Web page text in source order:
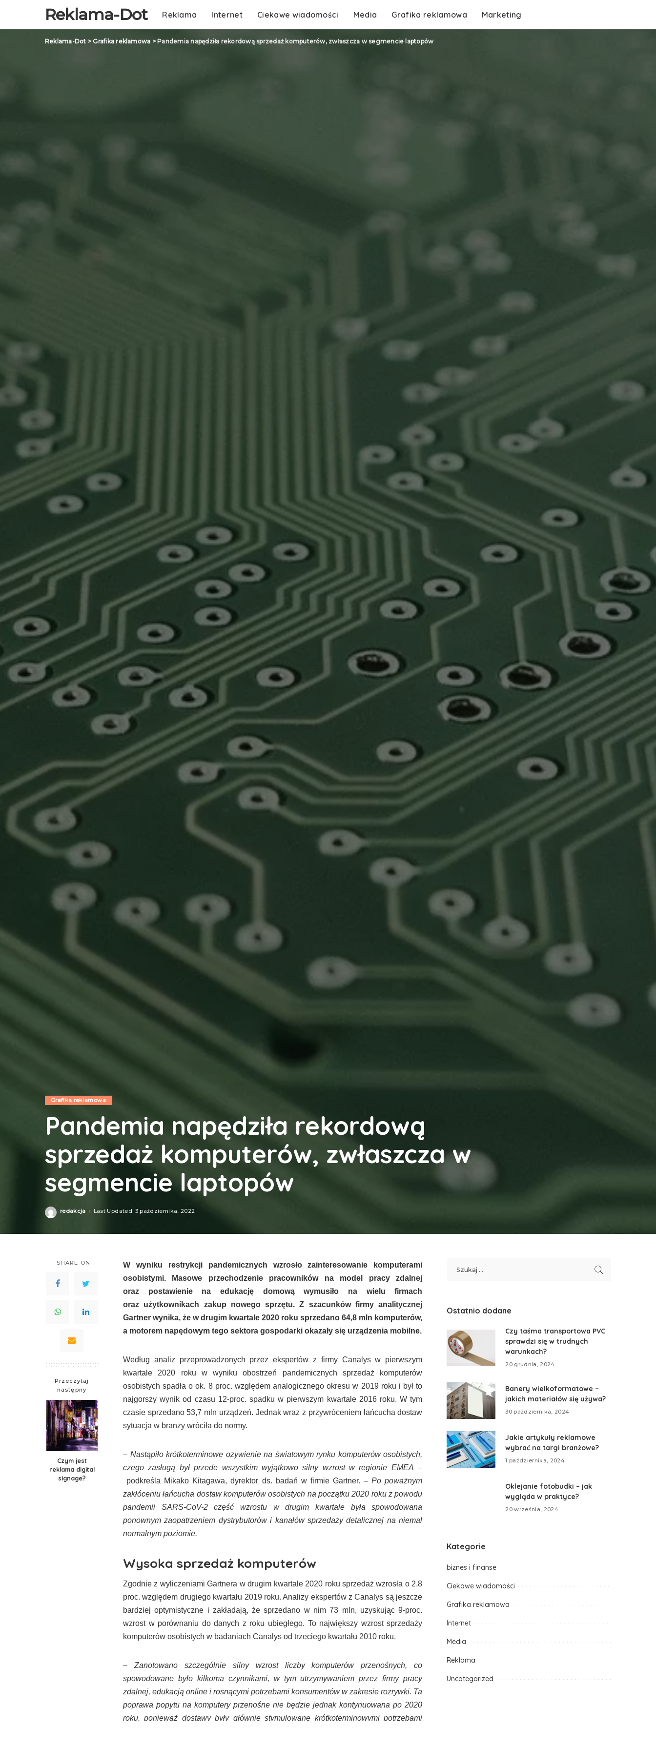
Reklama-Dot Reklama Internet Ciekawe wiadomości Media Grafika reklamowa Marketing
Reklama-Dot >Grafika reklamowa > Pandemia napędziła rekordową sprzedaż komputerów, zwłaszcza w segmencie laptopów
Grafika reklamowa
Pandemia napędziła rekordową
sprzedaż komputerów, zwłaszcza w
segmencie laptopów
Posted
redakcja Last Updated: 3 października, 2022
SHARE ON
Przeczytaj
następny
Czym jest
reklama digital
signage?
W wyniku restrykcji pandemicznych wzrosło zainteresowanie komputerami
osobistymi. Masowe przechodzenie pracowników na model pracy zdalnej
oraz postawienie na edukację domową wymusiło na wielu firmach
oraz użytkownikach zakup nowego sprzętu. Z szacunków firmy analitycznej
Gartner wynika, że w drugim kwartale 2020 roku sprzedano 64,8 mln komputerów,
a motorem napędowym tego sektora gospodarki okazały się urządzenia mobilne.
Według analiz przeprowadzonych przez ekspertów z firmy Canalys w pierwszym
kwartale 2020 roku w wyniku obostrzeń pandemicznych sprzedaż komputerów
osobistych spadła o ok. 8 proc. względem analogicznego okresu w 2019 roku i był to
najgorszy wynik od czasu 12-proc. spadku w pierwszym kwartale 2016 roku. W tym
czasie sprzedano 53,7 mln urządzeń. Jednak wraz z przywróceniem łańcucha dostaw
sytuacja w branży wróciła do normy.
– Nastąpiło krótkoterminowe ożywienie na światowym rynku komputerów osobistych,
czego zasługą był przede wszystkim wyjątkowo silny wzrost w regionie EMEA –
podkreśla Mikako Kitagawa, dyrektor ds. badań w firmie Gartner.– Po poważnym
zakłóceniu łańcucha dostaw komputerów osobistych na początku 2020 roku z powodu
pandemii SARS-CoV-2 część wzrostu w drugim kwartale była spowodowana
ponownym zaopatrzeniem dystrybutorów i kanałów sprzedaży detalicznej na niemal
normalnym poziomie.
Wysoka sprzedaż komputerów
Zgodnie z wyliczeniami Gartnera w drugim kwartale 2020 roku sprzedaż wzrosła o 2,8
proc. względem drugiego kwartału 2019 roku. Analizy ekspertów z Canalys są jeszcze
bardziej optymistyczne i zakładają, że sprzedano w nim 73 mln, uzyskując 9-proc.
wzrost w porównaniu do danych z roku ubiegłego. To największy wzrost sprzedaży
komputerów osobistych w badaniach Canalys od trzeciego kwartału 2010 roku.
– Zanotowano szczególnie silny wzrost liczby komputerów przenośnych, co
spowodowane było kilkoma czynnikami, w tym utrzymywaniem przez firmy pracy
zdalnej, edukacją online i rosnącymi potrzebami konsumentów w zakresie rozrywki. Ta
poprawa popytu na komputery przenośne nie będzie jednak kontynuowana po 2020
roku, ponieważ dostawy były głównie stymulowane krótkoterminowymi potrzebami
Ostatnio dodane
Czy taśma transportowa PVC
sprawdzi się w trudnych
warunkach?
20 grudnia, 2024
Banery wielkoformatowe –
jakich materiałów się używa?
30 października, 2024
Jakie artykuły reklamowe
wybrać na targi branżowe?
1 października, 2024
Oklejanie fotobudki – jak
wygląda w praktyce?
20 września, 2024
Kategorie
biznes i finanse
Ciekawe wiadomości
Grafika reklamowa
Internet
Media
Reklama
Uncategorized